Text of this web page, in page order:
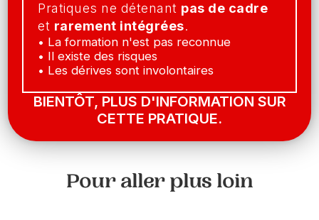
Pratiques ne détenant pas de cadre
et rarement intégrées.
• La formation n'est pas reconnue
• Il existe des risques
• Les dérives sont involontaires
BIENTÔT, PLUS D'INFORMATION SUR
CETTE PRATIQUE.
Pour aller plus loin